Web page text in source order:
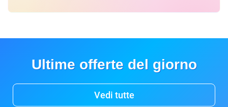
Ultime offerte del giorno
Vedi tutte